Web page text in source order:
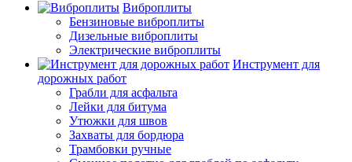
Виброплиты
Бензиновые виброплиты
Дизельные виброплиты
Электрические виброплиты
Инструмент для
дорожных работ
Грабли для асфальта
Лейки для битума
Утюжки для швов
Захваты для бордюра
Трамбовки ручные